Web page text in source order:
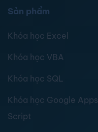
Sản phẩm
Khóa học Excel
Khóa học VBA
Khóa học SQL
Khóa học Google Apps
Script